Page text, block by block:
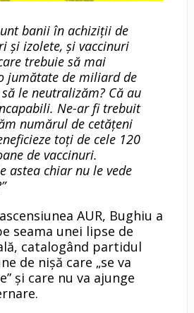
banii în achiziții de
și izolete, și vaccinuri
trebuie să mai
jumătate de miliard de
le neutralizăm? Că au
Ne-ar fi trebuit
numărul de cetățeni
toți de cele 120
de vaccinuri.
astea chiar nu le vede
AUR, Bughiu a
seama unei lipse de
catalogând partidul
de nișă care „se va
și care nu va ajunge